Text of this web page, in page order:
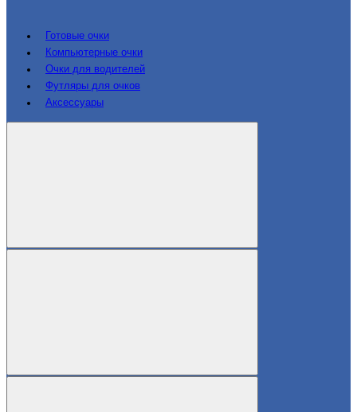
Готовые очки
Компьютерные очки
Очки для водителей
Футляры для очков
Аксессуары